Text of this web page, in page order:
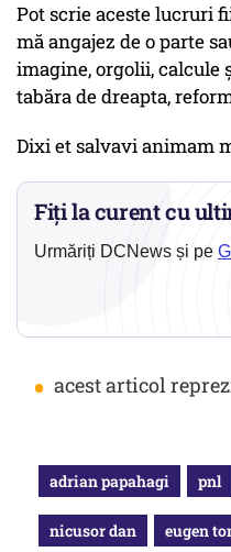
Pot scrie aceste lucruri
mă angajez de o parte
imagine, orgolii, calcule
tabăra de dreapta,
Dixi et salvavi animam
Fiți la curent cu
Urmăriți DCNews și pe
• acest articol
adrian papahagi pnl
nicusor dan eugen